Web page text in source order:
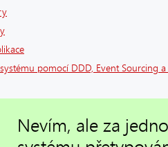
pomocí DDD, Event Sourcing a
Nevím, ale za